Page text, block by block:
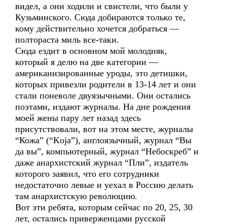
видел, а они ходили и свистели, что были у
Кузьминского. Сюда добираются только те,
кому действительно хочется добраться —
полтораста миль все-таки.
Сюда ездит в основном мой молодняк,
который я делю на две категории —
американизированные уроды, это детишки,
которых привезли родители в 13-14 лет и они
стали поневоле двуязычными. Они остались
поэтами, издают журналы. На дне рождения
моей жены пару лет назад здесь
присутствовали, вот на этом месте, журналы
“Кожа” (“Koja”), англоязычный, журнал “Вы
да вы”, компьютерный, журнал “Небоскреб” и
даже анархистский журнал “Пли”, издатель
которого заявил, что его сотрудники
недостаточно левые и уехал в Россию делать
там анархистскую революцию.
Вот эти ребята, которым сейчас по 20, 25, 30
лет, остались приверженцами русской